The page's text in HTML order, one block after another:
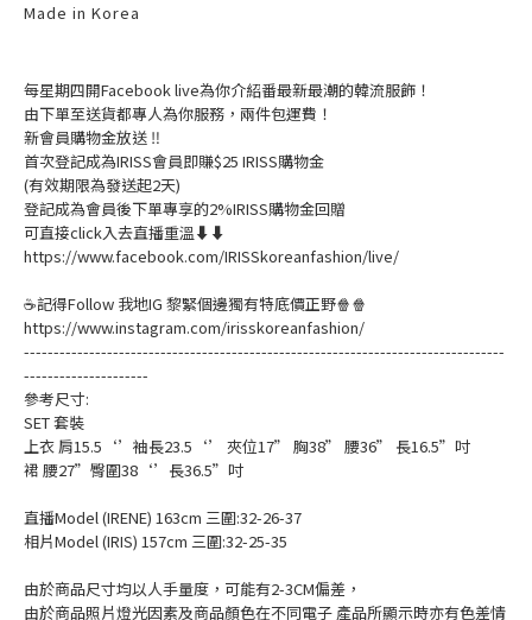
Made in Korea
每星期四開Facebook live為你介紹番最新最潮的韓流服飾！
由下單至送貨都專人為你服務，兩件包運費！
新會員購物金放送 ‼️
首次登記成為IRISS會員即賺$25 IRISS購物金
(有效期限為發送起2天)
登記成為會員後下單專享的2%IRISS購物金回贈
可直接click入去直播重溫⬇⬇
https://www.facebook.com/IRISSkoreanfashion/live/
☕記得Follow 我地IG 黎緊個邊獨有特底價正野🍿🍿
https://www.instagram.com/irisskoreanfashion/
---------------------------------------------------------------------------------
---------------------
參考尺寸:
SET 套裝
上衣 肩15.5‘’袖長23.5‘’ 夾位17” 胸38” 腰36” 長16.5”吋
裙 腰27”臀圍38‘’長36.5”吋
直播Model (IRENE) 163cm 三圍:32-26-37
相片Model (IRIS) 157cm 三圍:32-25-35
由於商品尺寸均以人手量度，可能有2-3CM偏差，
由於商品照片燈光因素及商品顏色在不同電子 產品所顯示時亦有色差情